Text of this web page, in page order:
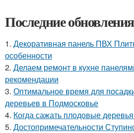
Последние
1. Декоративная панель ПВХ
особенности
2. Делаем ремонт в кухне
рекомендации
3. Оптимальное время для
деревьев в Подмосковье
4. Когда сажать плодовые
5. Достопримечательности